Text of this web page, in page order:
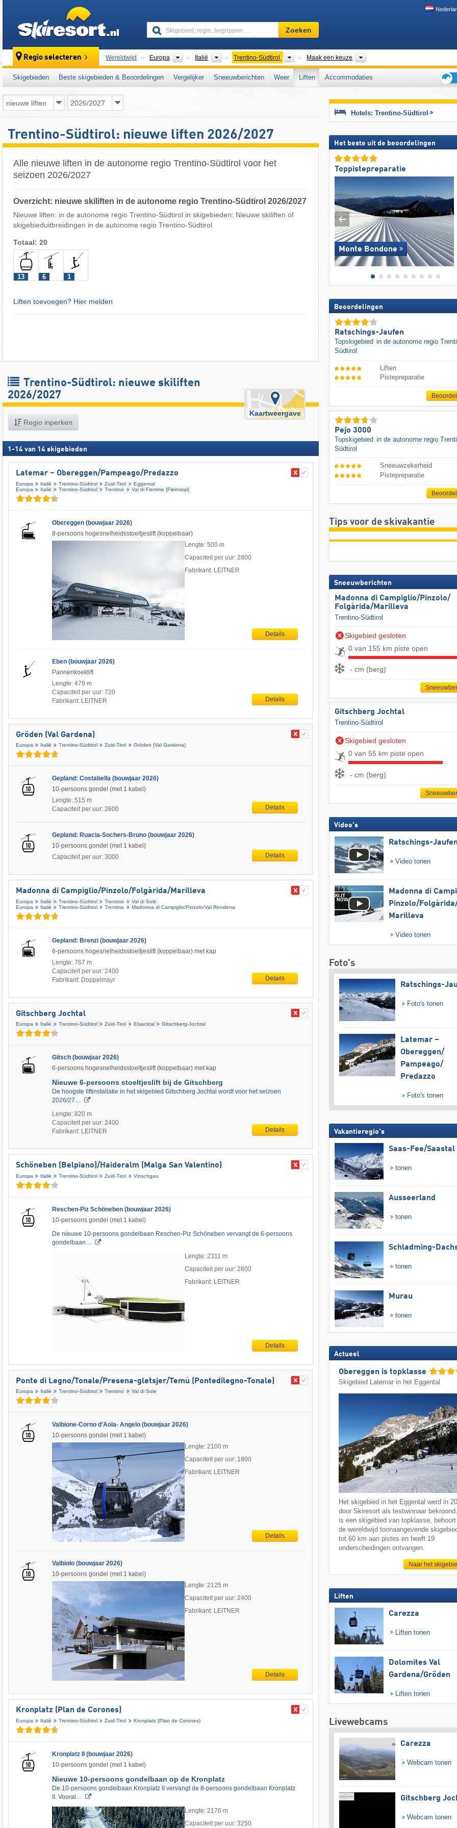
Skigebied,
regio,
…
Zoeken
Regio selecteren Wereldwijd Europa Continenten
Italië LandenTrentino-Südtirol Regio'sMaak een keuze
Skigebieden Beste skigebieden & Beoordelingen Vergelijker Sneeuwberichten Weer Liften
Accommodaties
voor
Trentino-Südtirol: nieuwe liften 2026/2027
Alle nieuwe liften in de autonome regio Trentino-Südtirol voor het
seizoen 2026/2027
Overzicht: nieuwe skiliften in de autonome regio Trentino-Südtirol 2026/2027
Nieuwe liften: in de autonome regio Trentino-Südtirol in skigebieden: Nieuwe skiliften of
skigebieduitbreidingen in de autonome regio Trentino-Südtirol
Totaal: 20
13 6 1
Liften toevoegen? Hier melden
Trentino-Südtirol: nieuwe skiliften
2026/2027
Regio inperken
Kaartweergave
1 -14 van 14 skigebieden
Latemar – Obereggen/​Pampeago/​Predazzo
Europa Italië Trentino-Südtirol Zuid-Tirol
Eggental
Europa
Italië Trentino-Südtirol Trentino Val di Fiemme (Fleimstal)
Obereggen (bouwjaar 2026)
8-persoons hogesnelheidsstoeltjeslift (koppelbaar)
Lengte: 500 m
Capaciteit per uur: 2800
Fabrikant: LEITNER
Details
Eben (bouwjaar 2026)
Pannenkoeklift
Lengte: 479 m
Capaciteit per uur: 720
Fabrikant: LEITNER
Details
Gröden (Val Gardena)
Europa Italië Trentino-Südtirol Zuid-Tirol Gröden (Val Gardena)
Gepland: Costabella (bouwjaar 2026)
10-persoons gondel (met 1 kabel)
Lengte: 515 m
Capaciteit per uur: 2600
Details
Gepland: Ruacia-Sochers-Bruno (bouwjaar 2026)
10-persoons gondel (met 1 kabel)
Capaciteit per uur: 3000
Details
Madonna di Campiglio/​Pinzolo/​Folgàrida/​Marilleva
Europa Italië Trentino-Südtirol Trentino
Val di Sole
Europa
Italië Trentino-Südtirol Trentino Madonna di Campiglio/​Pinzolo/​Val Rendena
Gepland: Brenzi (bouwjaar 2026)
6-persoons hogesnelheidsstoeltjeslift (koppelbaar) met kap
Lengte: 767 m
Capaciteit per uur: 2400
Fabrikant: Doppelmayr
Details
Gitschberg Jochtal
Europa Italië Trentino-Südtirol Zuid-Tirol Eisacktal Gitschberg-Jochtal
Gitsch (bouwjaar 2026)
6-persoons hogesnelheidsstoeltjeslift (koppelbaar) met kap
Nieuwe 6-persoons stoeltjeslift bij de Gitschberg
De hoogste liftinstallatie in het skigebied Gitschberg Jochtal wordt voor het seizoen
2026/27…
Lengte: 820 m
Capaciteit per uur: 2400
Fabrikant: LEITNER
Details
Schöneben (Belpiano)/​Haideralm (Malga San Valentino)
Europa Italië Trentino-Südtirol Zuid-Tirol Vinschgau
Reschen-Piz Schöneben (bouwjaar 2026)
10-persoons gondel (met 1 kabel)
De nieuwe 10-persoons gondelbaan Reschen-Piz Schöneben vervangt de 6-persoons
gondelbaan…
Lengte: 2311 m
Capaciteit per uur: 2800
Fabrikant: LEITNER
Details
Ponte di Legno/​​Tonale/​​Presena-gletsjer/​​Temù (Pontedilegno-Tonale)
Europa Italië Trentino-Südtirol Trentino Val di Sole
Valbione-Corno d'Aola- Angelo (bouwjaar 2026)
10-persoons gondel (met 1 kabel)
Lengte: 2100 m
Capaciteit per uur: 1800
Fabrikant: LEITNER
Details
Valbiolo (bouwjaar 2026)
10-persoons gondel (met 1 kabel)
Lengte: 2125 m
Capaciteit per uur: 2400
Fabrikant: LEITNER
Details
Kronplatz (Plan de Corones)
Europa Italië Trentino-Südtirol Zuid-Tirol Kronplatz (Plan de Corones)
Kronplatz II (bouwjaar 2026)
10-persoons gondel (met 1 kabel)
Nieuwe 10-persoons gondelbaan op de Kronplatz
De 10-persoons gondelbaan Kronplatz II vervangt de 8-persoons gondelbaan Kronplatz
II. Vooral…
Lengte: 2176 m
Capaciteit per uur: 3250
Hotels: Trentino-Südtirol
Het beste uit de beoordelingen
Toppistepreparatie
Monte Bondone
Beoordelingen
Ratschings-Jaufen
Topskigebied in de autonome regio
Südtirol
Liften
Pistepreparatie
Pejo 3000
Topskigebied in de autonome regio
Südtirol
Sneeuwzekerheid
Pistepreparatie
Tips voor de skivakantie
Sneeuwberichten
Madonna di Campiglio/​Pinzolo/​
Folgàrida/​Marilleva
Trentino-Südtirol
Skigebied gesloten
0 van 155 km piste open
- cm (berg)
Gitschberg Jochtal
Trentino-Südtirol
Skigebied gesloten
0 van 55 km piste open
- cm (berg)
Video's
Ratschings-
Video tonen
Madonna di
Pinzolo/​
Marilleva
Video tonen
Foto's
Ratschings-
Foto's tonen
Latemar –
Obereggen/​
Pampeago/​
Predazzo
Foto's tonen
Vakantieregio's
Saas-Fee/​Saastal
tonen
Ausseerland
tonen
Schladming-
tonen
Murau
tonen
Actueel
Obereggen is topklasse
Skigebied Latemar in het Eggental
Het skigebied in het Eggental werd in
door Skiresort als testwinnaar
is een skigebied van topklasse,
de wereldwijd toonaangevende
tot 60 km aan pistes en heeft 19
onderscheidingen ontvangen.
Naar het
Liften
Carezza
Liften tonen
Dolomites Val
Gardena/​Gröden
Liften tonen
Livewebcams
Carezza
Webcam tonen
Gitschberg
Webcam tonen